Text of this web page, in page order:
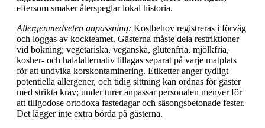
eftersom smaker återspeglar lokal historia.
Allergenmedveten anpassning: Kostbehov registreras i förväg
och loggas av kockteamet. Gästerna måste dela restriktioner
vid bokning; vegetariska, veganska, glutenfria, mjölkfria,
kosher- och halalalternativ tillagas separat på varje matplats
för att undvika korskontaminering. Etiketter anger tydligt
potentiella allergener, och tidig sittning kan ordnas för gäster
med strikta krav; under turer anpassar personalen menyer för
att tillgodose ortodoxa fastedagar och säsongsbetonade fester.
Det lägger inte extra börda på gästerna.